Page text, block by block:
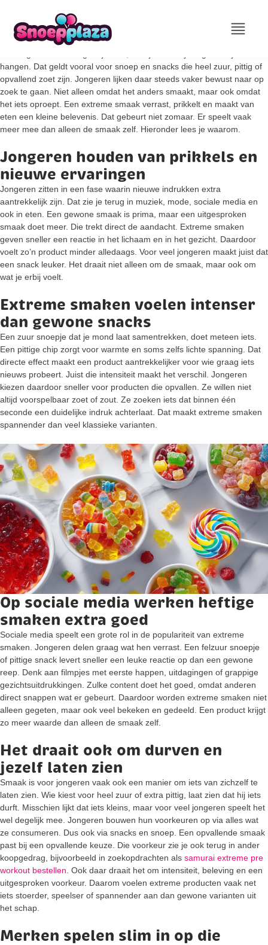
hangen. Dat geldt vooral voor snoep en snacks die heel zuur, pittig of
opvallend zoet zijn. Jongeren lijken daar steeds vaker bewust naar op
zoek te gaan. Niet alleen omdat het anders smaakt, maar ook omdat
het iets oproept. Een extreme smaak verrast, prikkelt en maakt van
eten een kleine belevenis. Dat gebeurt niet zomaar. Er speelt vaak
meer mee dan alleen de smaak zelf. Hieronder lees je waarom.
Jongeren houden van prikkels en
nieuwe ervaringen
Jongeren zitten in een fase waarin nieuwe indrukken extra
aantrekkelijk zijn. Dat zie je terug in muziek, mode, sociale media en
ook in eten. Een gewone smaak is prima, maar een uitgesproken
smaak doet meer. Die trekt direct de aandacht. Extreme smaken
geven sneller een reactie in het lichaam en in het gezicht. Daardoor
voelt zo’n product minder alledaags. Voor veel jongeren maakt juist dat
een snack leuker. Het draait niet alleen om de smaak, maar ook om
wat je erbij voelt.
Extreme smaken voelen intenser
dan gewone snacks
Een zuur snoepje dat je mond laat samentrekken, doet meteen iets.
Een pittige chip zorgt voor warmte en soms zelfs lichte spanning. Dat
directe effect maakt een product aantrekkelijker voor wie graag iets
nieuws probeert. Juist die intensiteit maakt het verschil. Jongeren
kiezen daardoor sneller voor producten die opvallen. Ze willen niet
altijd voorspelbaar zoet of zout. Ze zoeken iets dat binnen één
seconde een duidelijke indruk achterlaat. Dat maakt extreme smaken
spannender dan veel klassieke varianten.
Op sociale media werken heftige
smaken extra goed
Sociale media speelt een grote rol in de populariteit van extreme
smaken. Jongeren delen graag wat hen verrast. Een felzuur snoepje
of pittige snack levert sneller een leuke reactie op dan een gewone
reep. Denk aan filmpjes met eerste happen, uitdagingen of grappige
gezichtsuitdrukkingen. Zulke content doet het goed, omdat anderen
direct snappen wat er gebeurt. Daardoor worden extreme smaken niet
alleen gegeten, maar ook veel bekeken en gedeeld. Een product krijgt
zo meer waarde dan alleen de smaak zelf.
Het draait ook om durven en
jezelf laten zien
Smaak is voor jongeren vaak ook een manier om iets van zichzelf te
laten zien. Wie kiest voor heel zuur of extra pittig, laat zien dat hij iets
durft. Misschien lijkt dat iets kleins, maar voor veel jongeren speelt het
wel degelijk mee. Jongeren bouwen hun voorkeuren op via alles wat
ze consumeren. Dus ook via snacks en snoep. Een opvallende smaak
past bij een opvallende keuze. Die voorkeur zie je ook terug in ander
koopgedrag, bijvoorbeeld in zoekopdrachten als samurai extreme pre
workout bestellen . Ook daar draait het om intensiteit, beleving en een
uitgesproken voorkeur. Daarom voelen extreme producten vaak net
iets stoerder, speelser of spannender aan dan gewone varianten uit
het schap.
Merken spelen slim in op die